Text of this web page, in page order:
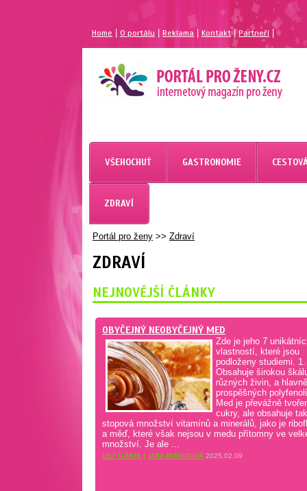
Home |O portálu Reklama Kontakt| Partneří
VŠEHOCHUŤ GASTRONOMIE
ZDRAVÍ
Portál pro ženy >> Zdraví
ZDRAVÍ
NEJNOVĚJŠÍ ČLÁNKY
OBYČEJNÝ NEOBYČEJNÝ MED
Zde je jeho 7
vlastností, které jsou
podloženy studiemi. 1.
Obsahuje širokou
různých živin, a hlavně
prospěšných
Med je převážně
cukry, ale obsahuje
stopová množství vitamínů a minerálů, jako je
a měď, které však nejsou v medu přítomny ve
množství. Je ale ...
CELÝ ČLÁNEK | JANA BRANDTLOVÁ 2025.02.09